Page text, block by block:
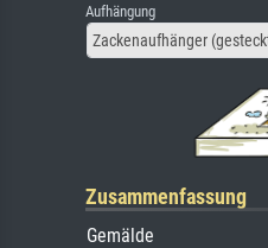
Aufhängung
Zackenaufhänger
Zusammenfassung
Gemälde